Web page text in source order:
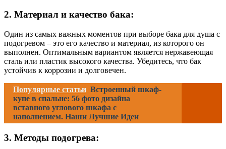
2. Материал и качество бака:
Один из самых важных моментов при выборе бака для душа с
подогревом – это его качество и материал, из которого он
выполнен. Оптимальным вариантом является нержавеющая
сталь или пластик высокого качества. Убедитесь, что бак
устойчив к коррозии и долговечен.
Популярные статьи Встроенный шкаф-
купе в спальне: 56 фото дизайна
вставного углового шкафа с
наполнением. Наши Лучшие Идеи
3. Методы подогрева: